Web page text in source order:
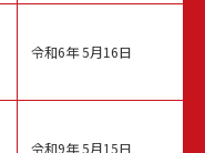
令和6年 5月16日
令和9年 5月15日